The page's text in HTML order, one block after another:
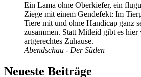
Ein Lama ohne Oberkiefer, ein
Ziege mit einem Gendefekt: Im
Tiere mit und ohne Handicap ganz
zusammen. Statt Mitleid gibt es hier
artgerechtes Zuhause.
Abendschau - Der Süden
Neueste Beiträge